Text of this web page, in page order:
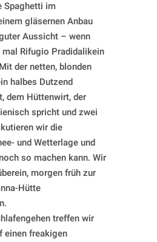
Spaghetti im
gläsernen Anbau
Aussicht – wenn
Rifugio Pradidalikein
der netten, blonden
halbes Dutzend
dem Hüttenwirt, der
spricht und zwei
wir die
und Wetterlage und
so machen kann. Wir
morgen früh zur
Hütte
treffen wir
einen freakigen